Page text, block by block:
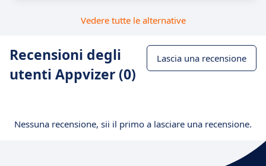
Vedere tutte le alternative
Recensioni degli
utenti Appvizer (0)
Lascia una recensione
Nessuna recensione, sii il primo a lasciare una recensione.